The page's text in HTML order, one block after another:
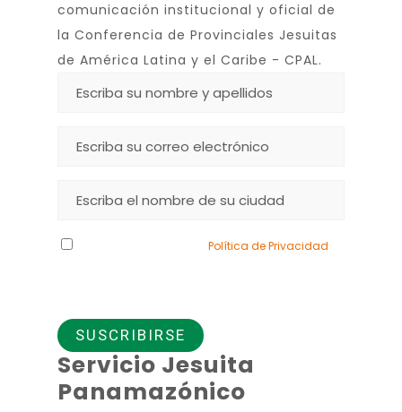
comunicación institucional y oficial de
la Conferencia de Provinciales Jesuitas
de América Latina y el Caribe - CPAL.
Política de Privacidad
Servicio Jesuita
Panamazónico